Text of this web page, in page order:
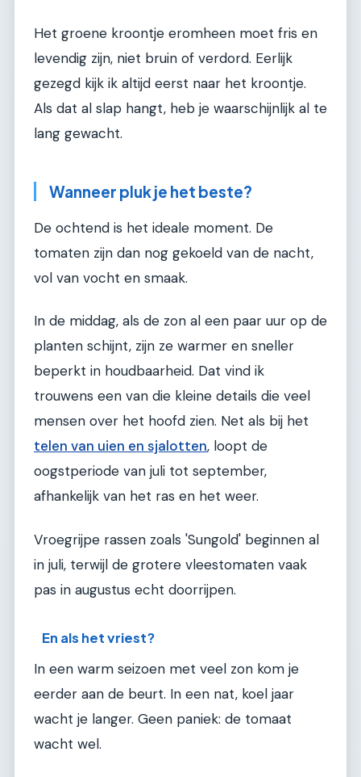
Het groene kroontje eromheen moet fris en
levendig zijn, niet bruin of verdord. Eerlijk
gezegd kijk ik altijd eerst naar het kroontje.
Als dat al slap hangt, heb je waarschijnlijk al te
lang gewacht.
Wanneer pluk je het beste?
De ochtend is het ideale moment. De
tomaten zijn dan nog gekoeld van de nacht,
vol van vocht en smaak.
In de middag, als de zon al een paar uur op de
planten schijnt, zijn ze warmer en sneller
beperkt in houdbaarheid. Dat vind ik
trouwens een van die kleine details die veel
mensen over het hoofd zien. Net als bij het
telen van uien en sjalotten, loopt de
oogstperiode van juli tot september,
afhankelijk van het ras en het weer.
Vroegrijpe rassen zoals 'Sungold' beginnen al
in juli, terwijl de grotere vleestomaten vaak
pas in augustus echt doorrijpen.
En als het vriest?
In een warm seizoen met veel zon kom je
eerder aan de beurt. In een nat, koel jaar
wacht je langer. Geen paniek: de tomaat
wacht wel.